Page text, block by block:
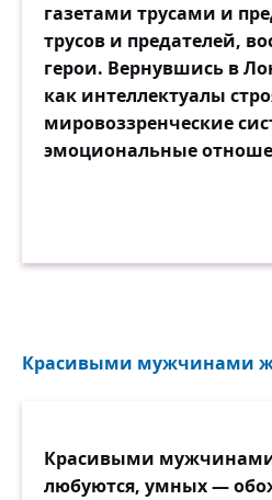
газетами трусами и
трусов и предателей,
герои. Вернувшись в
как интеллектуалы
мировоззренческие
эмоциональные
Красивыми мужчинами
Красивыми
любуются, умных —